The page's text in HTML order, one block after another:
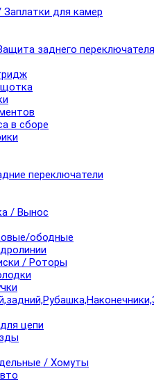
Заплатки для камер
заднего переключателя
в сборе
переключатели
/ Вынос
ободные
/ Роторы
цепи
/ Хомуты